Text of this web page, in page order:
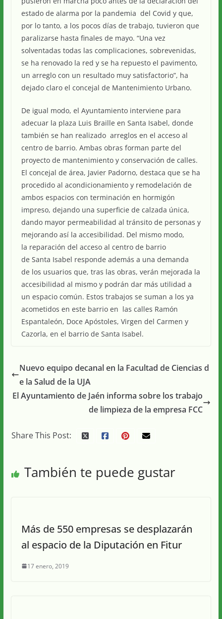
estado de alarma por la pandemia del Covid y que,
por lo tanto, a los pocos días de trabajo, tuvieron que
paralizarse hasta finales de mayo. “Una vez
solventadas todas las complicaciones, sobrevenidas,
se ha renovado la red y se ha repuesto el pavimento,
un arreglo con un resultado muy satisfactorio”, ha
dejado claro el concejal de Mantenimiento Urbano.
De igual modo, el Ayuntamiento interviene para
adecuar la plaza Luis Braille en Santa Isabel, donde
también se han realizado arreglos en el acceso al
centro de barrio. Ambas obras forman parte del
proyecto de mantenimiento y conservación de calles.
El concejal de área, Javier Padorno, destaca que se ha
procedido al acondicionamiento y remodelación de
ambos espacios con terminación en hormigón
impreso, dejando una superficie de calzada única,
dando mayor permeabilidad al tránsito de personas y
mejorando así la accesibilidad. Del mismo modo,
la reparación del acceso al centro de barrio
de Santa Isabel responde además a una demanda
de los usuarios que, tras las obras, verán mejorada la
accesibilidad al mismo y podrán dar más utilidad a
un espacio común. Estos trabajos se suman a los ya
acometidos en este barrio en las calles Ramón
Espantaleón, Doce Apóstoles, Virgen del Carmen y
Cazorla, en el barrio de Santa Isabel.
Nuevo equipo decanal en la Facultad de Ciencias d
e la Salud de la UJA
El Ayuntamiento de Jaén informa sobre los trabajo
de limpieza de la empresa FCC
Share This Post:
También te puede gustar
Más de 550 empresas se desplazarán
al espacio de la Diputación en Fitur
17 enero, 2019